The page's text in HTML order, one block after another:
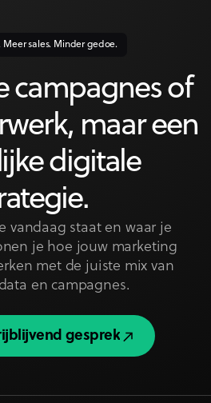
Meer sales. Minder gedoe.
campagnes of
maar een
digitale
vandaag staat en waar je
je hoe jouw marketing
met de juiste mix van
en campagnes.
gesprek
gesprek